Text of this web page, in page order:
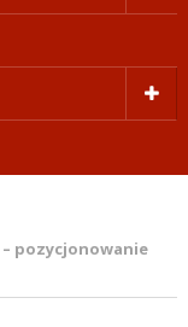
pozycjonowanie